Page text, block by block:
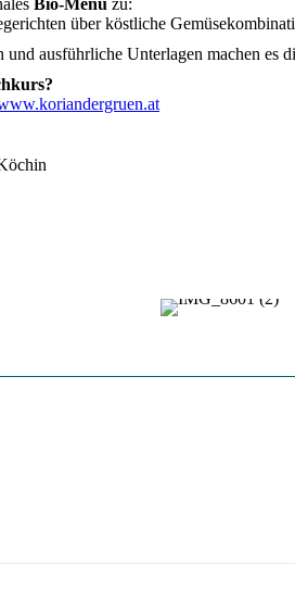
Bio-Menü zu:
über köstliche
ausführliche Unterlagen machen es